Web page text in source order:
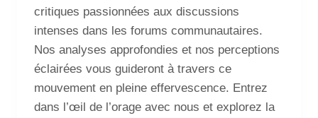
critiques passionnées aux discussions
intenses dans les forums communautaires.
Nos analyses approfondies et nos perceptions
éclairées vous guideront à travers ce
mouvement en pleine effervescence. Entrez
dans l’œil de l’orage avec nous et explorez la